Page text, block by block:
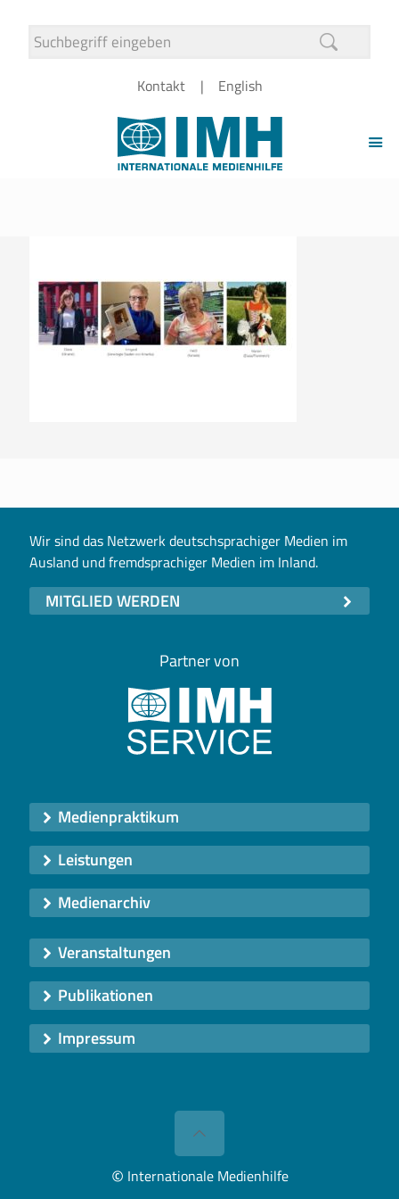
Kontakt English
Wir sind das Netzwerk deutschsprachiger Medien im
Ausland und fremdsprachiger Medien im Inland.
MITGLIED WERDEN
Partner von
Medienpraktikum
Leistungen
Medienarchiv
Veranstaltungen
Publikationen
Impressum
© Internationale Medienhilfe